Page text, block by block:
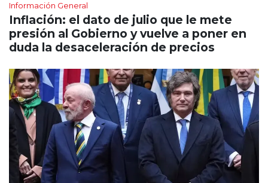
Información General
Inflación: el dato de julio que le mete
presión al Gobierno y vuelve a poner en
duda la desaceleración de precios